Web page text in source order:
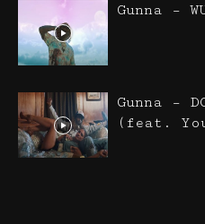
Gunna –
Gunna –
(feat.